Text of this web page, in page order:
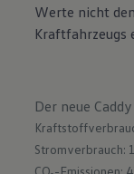
Werte nicht
Kraftfahrzeugs
Der neue
Stromverbrauch:
CO₂-Emissionen: